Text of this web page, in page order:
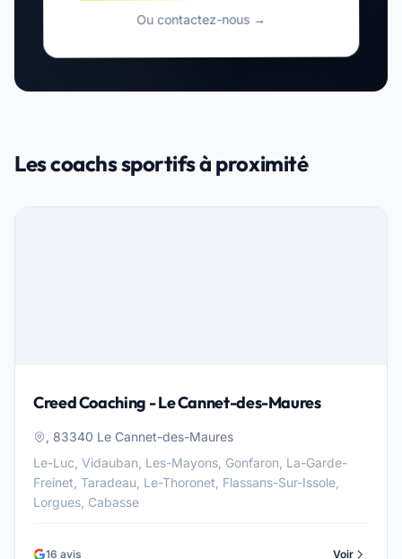
Ou contactez-nous →
Les coachs sportifs à proximité
Creed Coaching - Le Cannet-des-Maures
, 83340 Le Cannet-des-Maures
Le-Luc, Vidauban, Les-Mayons, Gonfaron, La-Garde-
Freinet, Taradeau, Le-Thoronet, Flassans-Sur-Issole,
Lorgues, Cabasse
16 avis Voir